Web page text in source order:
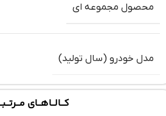
محصول مجموعه ای
مدل خودرو (سال تولید)
کـــالـــاهـــای